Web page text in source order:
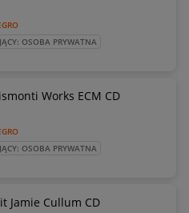
OSOBA PRYWATNA
Works ECM CD
OSOBA PRYWATNA
Jamie Cullum CD